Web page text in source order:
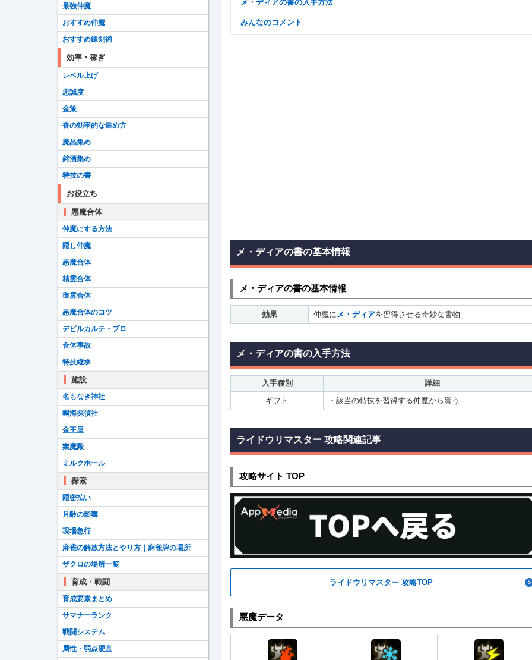
メ・ディアの書の入手方法
みんなのコメント
メ・ディアの書の基本情報
メ・ディアの書の基本情報
効果 仲魔にメ・ディアを習得させる奇妙な書物
メ・ディアの書の入手方法
入手種別
詳細
ギフト
・該当の特技を習得する仲魔から貰う
ライドウリマスター 攻略関連記事
攻略サイト TOP
ライドウリマスター 攻略TOP
悪魔データ
最強仲魔
おすすめ仲魔
おすすめ錬剣術
効率・稼ぎ
レベル上げ
忠誠度
金策
香の効率的な集め方
魔晶集め
銘酒集め
特技の書
お役立ち
悪魔合体
仲魔にする方法
隠し仲魔
悪魔合体
精霊合体
御霊合体
悪魔合体のコツ
デビルカルテ・プロ
合体事故
特技継承
施設
名もなき神社
鳴海探偵社
金王屋
業魔殿
ミルクホール
探索
隠密払い
月齢の影響
現場急行
麻雀の解放方法とやり方｜麻雀牌の場所
ザクロの場所一覧
育成・戦闘
育成要素まとめ
サマナーランク
戦闘システム
属性・弱点硬直